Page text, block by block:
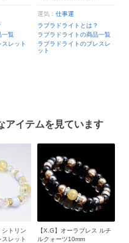
一覧
レット
運気： 仕事運
ラブラドライトとは？
ラブラドライトの商品一覧
ラブラドライトのブレスレ
ット
アイテムを見ています
シトリン
レット
【X.G】オーラブレス ルチ
ルクォーツ10mm